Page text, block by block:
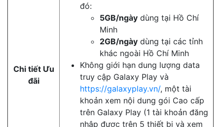
Chi tiết Ưu
đãi
đó:
5GB/ngày dùng tại Hồ Chí
Minh
2GB/ngày dùng tại các tỉnh
khác ngoài Hồ Chí Minh
Không giới hạn dung lượng data
truy cập Galaxy Play và
https://galaxyplay.vn/, một tài
khoản xem nội dung gói Cao cấp
trên Galaxy Play (1 tài khoản đăng
nhập được trên 5 thiết bị và xem